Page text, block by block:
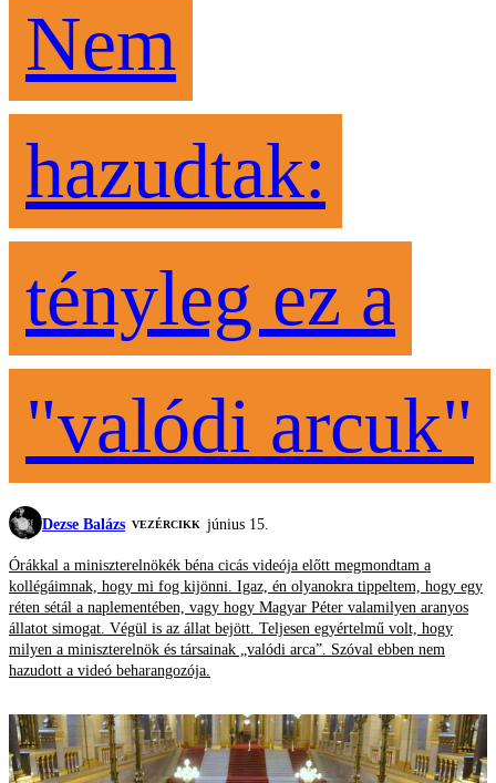
Nem
hazudtak:
tényleg ez a
"valódi arcuk"
Dezse Balázs VEZÉRCIKK június 15.
Órákkal a miniszterelnökék béna cicás videója előtt megmondtam a
kollégáimnak, hogy mi fog kijönni. Igaz, én olyanokra tippeltem, hogy egy
réten sétál a naplementében, vagy hogy Magyar Péter valamilyen aranyos
állatot simogat. Végül is az állat bejött. Teljesen egyértelmű volt, hogy
milyen a miniszterelnök és társainak „valódi arca”. Szóval ebben nem
hazudott a videó beharangozója.